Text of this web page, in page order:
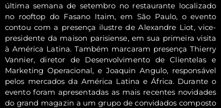
última semana de setembro no restaurante localizado
no rooftop do Fasano Itaim, em São Paulo, o evento
contou com a presença ilustre de Alexandre Liot, vice-
presidente da maison parisiense, em sua primeira visita
à América Latina. Também marcaram presença Thierry
Vannier, diretor de Desenvolvimento de Clientelas e
Marketing Operacional, e Joaquin Angulo, responsável
pelos mercados da América Latina e África. Durante o
evento foram apresentadas as mais recentes novidades
do grand magazin a um grupo de convidados composto